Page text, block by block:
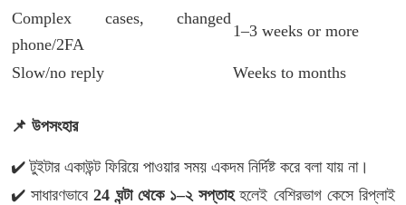
Complex cases, changed
phone/2FA
1–3 weeks or more
Slow/no reply Weeks to months
📌 উপসংহার
✔️ টুইটার একাউন্ট ফিরিয়ে পাওয়ার সময় একদম নির্দিষ্ট করে বলা যায় না।
✔️ সাধারণভাবে 24ঘন্টা থেকে ১–২ সপ্তাহ হলেই বেশিরভাগ কেসে রিপ্লাই